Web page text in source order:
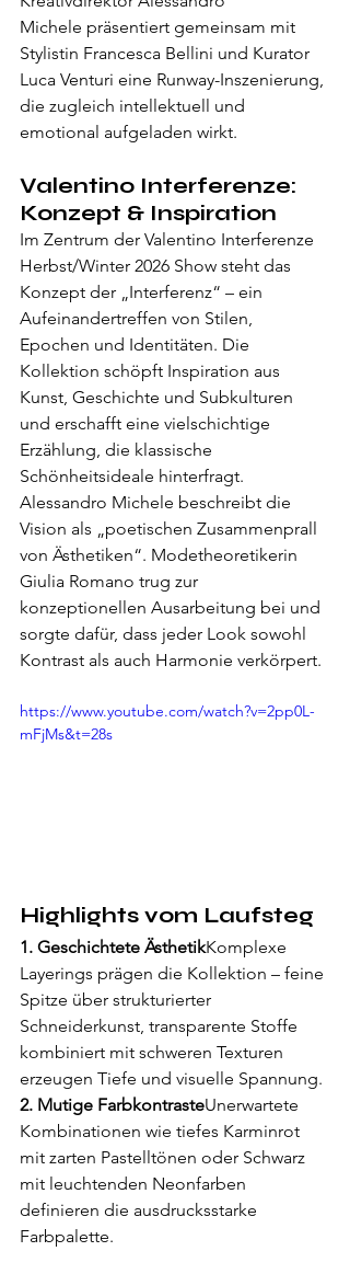
Michele präsentiert gemeinsam mit
Stylistin Francesca Bellini und Kurator
Luca Venturi eine Runway-Inszenierung,
die zugleich intellektuell und
emotional aufgeladen wirkt.
Valentino Interferenze:
Konzept & Inspiration
Im Zentrum der Valentino Interferenze
Herbst/Winter 2026 Show steht das
Konzept der „Interferenz“ – ein
Aufeinandertreffen von Stilen,
Epochen und Identitäten. Die
Kollektion schöpft Inspiration aus
Kunst, Geschichte und Subkulturen
und erschafft eine vielschichtige
Erzählung, die klassische
Schönheitsideale hinterfragt.
Alessandro Michele beschreibt die
Vision als „poetischen Zusammenprall
von Ästhetiken“. Modetheoretikerin
Giulia Romano trug zur
konzeptionellen Ausarbeitung bei und
sorgte dafür, dass jeder Look sowohl
Kontrast als auch Harmonie verkörpert.
https://www.youtube.com/watch?v=2pp0L-
mFjMs&t=28s
Highlights vom Laufsteg
1. Geschichtete ÄsthetikKomplexe
Layerings prägen die Kollektion – feine
Spitze über strukturierter
Schneiderkunst, transparente Stoffe
kombiniert mit schweren Texturen
erzeugen Tiefe und visuelle Spannung.
2. Mutige FarbkontrasteUnerwartete
Kombinationen wie tiefes Karminrot
mit zarten Pastelltönen oder Schwarz
mit leuchtenden Neonfarben
definieren die ausdrucksstarke
Farbpalette.